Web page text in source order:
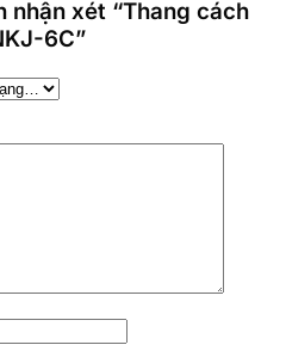
nhận xét “Thang cách
6C”